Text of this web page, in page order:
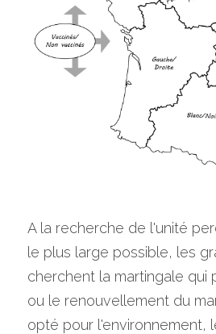
A la recherche de l'unité
le plus large possible, les
cherchent la martingale qui
ou le renouvellement du
opté pour l'environnement,